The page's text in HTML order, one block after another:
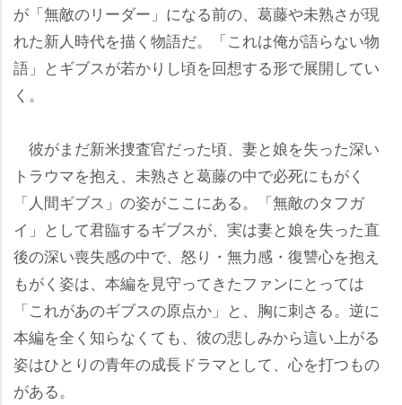
が「無敵のリーダー」になる前の、葛藤や未熟さが現
れた新人時代を描く物語だ。「これは俺が語らない物
語」とギブスが若かりし頃を回想する形で展開してい
く。
彼がまだ新米捜査官だった頃、妻と娘を失った深い
トラウマを抱え、未熟さと葛藤の中で必死にもがく
「人間ギブス」の姿がここにある。「無敵のタフガ
イ」として君臨するギブスが、実は妻と娘を失った直
後の深い喪失感の中で、怒り・無力感・復讐心を抱え
もがく姿は、本編を見守ってきたファンにとっては
「これがあのギブスの原点か」と、胸に刺さる。逆に
本編を全く知らなくても、彼の悲しみから這い上がる
姿はひとりの青年の成長ドラマとして、心を打つもの
がある。